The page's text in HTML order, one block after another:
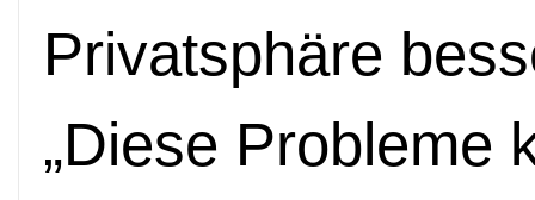
Privatsphäre
„Diese Probleme